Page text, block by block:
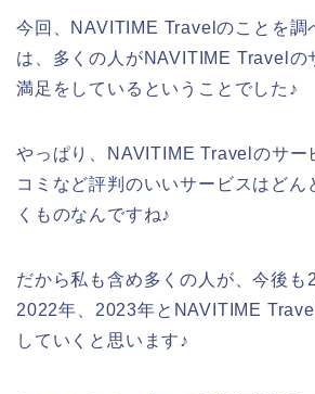
今回、NAVITIME Travelのことを調
は、多くの人がNAVITIME Travelの
満足をしているということでした♪
やっぱり、NAVITIME Travelのサー
コミなど評判のいいサービスはどん
くものなんですね♪
だから私も含め多くの人が、今後も
2022年、2023年とNAVITIME
していくと思います♪